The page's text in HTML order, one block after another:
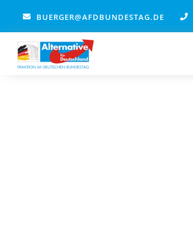
springen
BUERGER@AFDBUNDESTAG.DE